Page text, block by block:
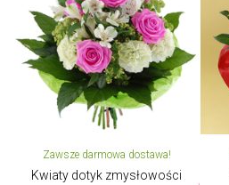
Zawsze darmowa dostawa!
Kwiaty dotyk zmysłowości